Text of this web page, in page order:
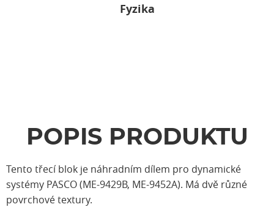
Fyzika
POPIS PRODUKTU
Tento třecí blok je náhradním dílem pro dynamické
systémy PASCO (ME-9429B, ME-9452A). Má dvě různé
povrchové textury.